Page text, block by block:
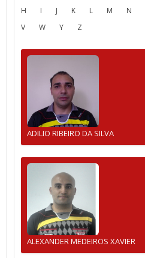
H
I J K L M N
V
W Y Z
ADILIO RIBEIRO DA SILVA
ALEXANDER MEDEIROS XAVIER